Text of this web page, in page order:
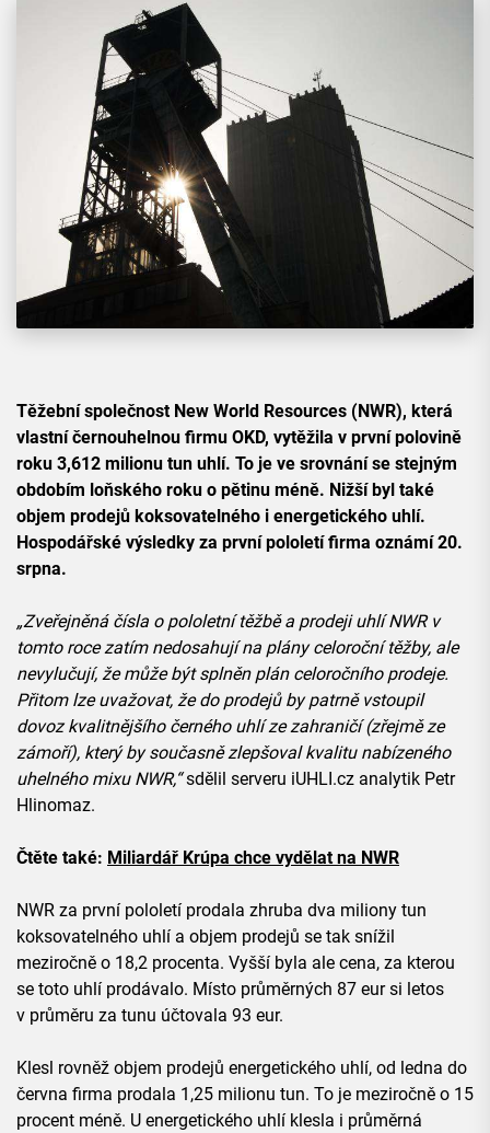
Těžební společnost New World Resources (NWR), která
vlastní černouhelnou firmu OKD, vytěžila v první polovině
roku 3,612 milionu tun uhlí. To je ve srovnání se stejným
obdobím loňského roku o pětinu méně. Nižší byl také
objem prodejů koksovatelného i energetického uhlí.
Hospodářské výsledky za první pololetí firma oznámí 20.
srpna.
„Zveřejněná čísla o pololetní těžbě a prodeji uhlí NWR v
tomto roce zatím nedosahují na plány celoroční těžby, ale
nevylučují, že může být splněn plán celoročního prodeje.
Přitom lze uvažovat, že do prodejů by patrně vstoupil
dovoz kvalitnějšího černého uhlí ze zahraničí (zřejmě ze
zámoří), který by současně zlepšoval kvalitu nabízeného
uhelného mixu NWR,“sdělil serveru iUHLI.cz analytik Petr
Hlinomaz.
Čtěte také: Miliardář Krúpa chce vydělat na NWR
NWR za první pololetí prodala zhruba dva miliony tun
koksovatelného uhlí a objem prodejů se tak snížil
meziročně o 18,2 procenta. Vyšší byla ale cena, za kterou
se toto uhlí prodávalo. Místo průměrných 87 eur si letos
v průměru za tunu účtovala 93 eur.
Klesl rovněž objem prodejů energetického uhlí, od ledna do
června firma prodala 1,25 milionu tun. To je meziročně o 15
procent méně. U energetického uhlí klesla i průměrná